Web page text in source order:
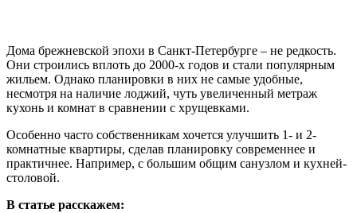
Дома брежневской эпохи в Санкт-Петербурге – не редкость.
Они строились вплоть до 2000-х годов и стали популярным
жильем. Однако планировки в них не самые удобные,
несмотря на наличие лоджий, чуть увеличенный метраж
кухонь и комнат в сравнении с хрущевками.
Особенно часто собственникам хочется улучшить 1- и 2-
комнатные квартиры, сделав планировку современнее и
практичнее. Например, с большим общим санузлом и кухней-
столовой.
В статье расскажем: